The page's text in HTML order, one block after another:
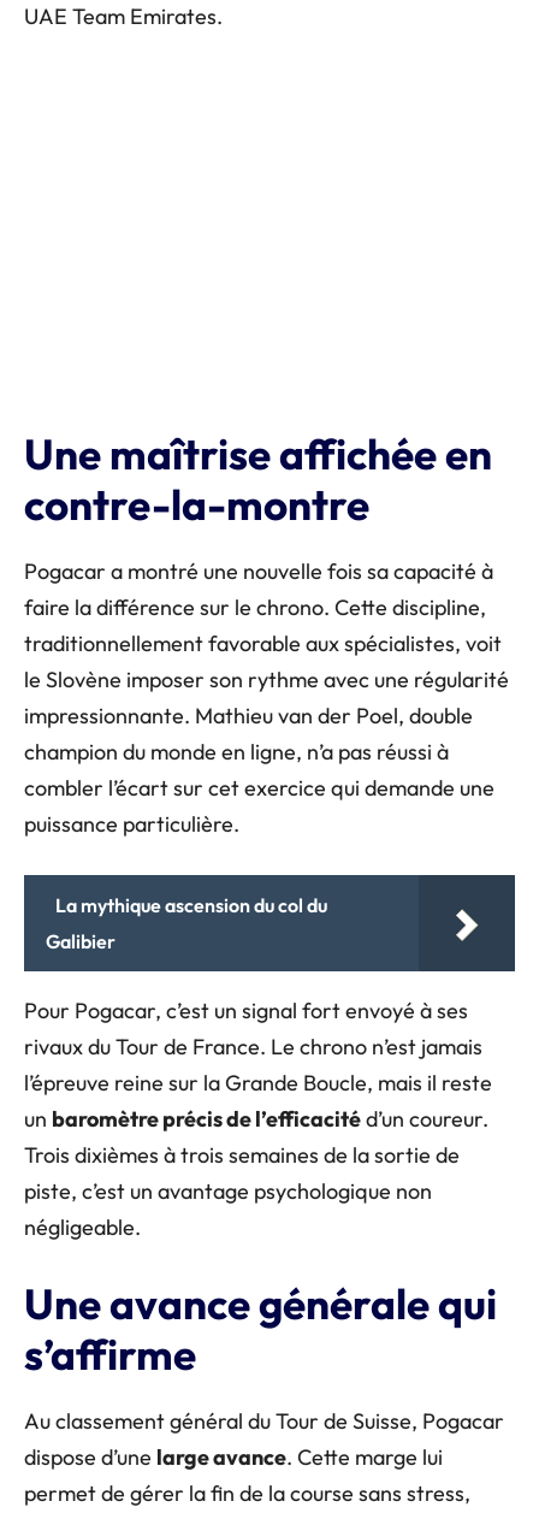
UAE Team Emirates.
Une maîtrise affichée en
contre-la-montre
Pogacar a montré une nouvelle fois sa capacité à
faire la différence sur le chrono. Cette discipline,
traditionnellement favorable aux spécialistes, voit
le Slovène imposer son rythme avec une régularité
impressionnante. Mathieu van der Poel, double
champion du monde en ligne, n’a pas réussi à
combler l’écart sur cet exercice qui demande une
puissance particulière.
La mythique ascension du col du
Galibier
Pour Pogacar, c’est un signal fort envoyé à ses
rivaux du Tour de France. Le chrono n’est jamais
l’épreuve reine sur la Grande Boucle, mais il reste
un baromètre précis de l’efficacitéd’un coureur.
Trois dixièmes à trois semaines de la sortie de
piste, c’est un avantage psychologique non
négligeable.
Une avance générale qui
s’affirme
Au classement général du Tour de Suisse, Pogacar
dispose d’une large avance. Cette marge lui
permet de gérer la fin de la course sans stress,